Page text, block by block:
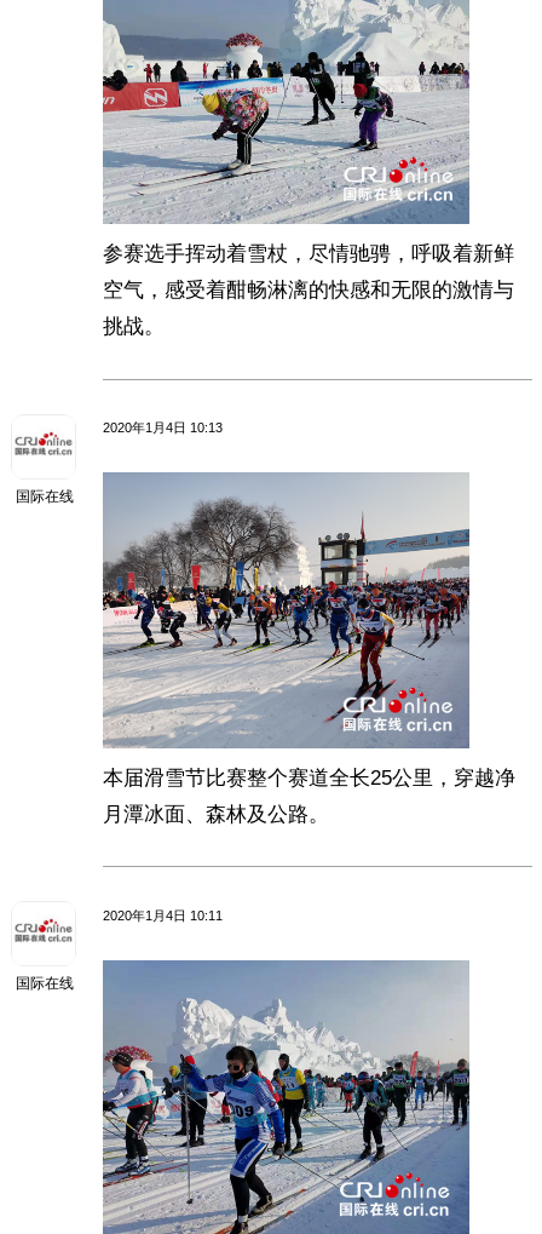
参赛选手挥动着雪杖，尽情驰骋，呼吸着新鲜
空气，感受着酣畅淋漓的快感和无限的激情与
挑战。
国际在线
2020年1月4日 10:13
本届滑雪节比赛整个赛道全长25公里，穿越净
月潭冰面、森林及公路。
国际在线
2020年1月4日 10:11